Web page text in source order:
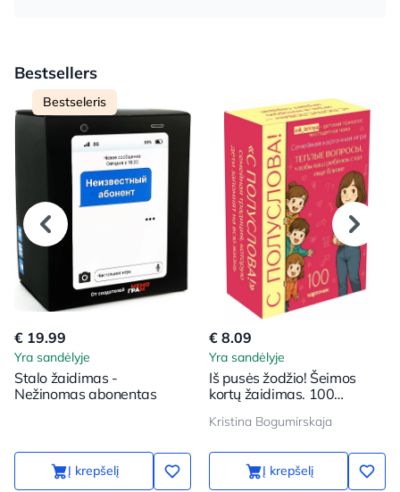
Bestsellers
Bestseleris
€ 19.99
Yra sandėlyje
Stalo žaidimas -
Nežinomas abonentas
Į krepšelį
€ 8.09
Yra sandėlyje
Iš pusės žodžio! Šeimos
kortų žaidimas. 100
taptų dar arčiau
Kristina Bogumirskaja
Į krepšelį